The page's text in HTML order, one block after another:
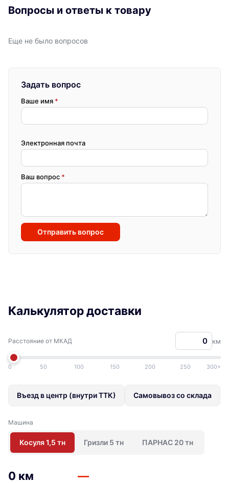
Вопросы и ответы к товару
Еще не было вопросов
Задать вопрос
Ваше имя *
Электронная почта
Ваш вопрос *
Отправить вопрос
Калькулятор доставки
Расстояние от МКАД км
0 50 100 150 200 250 300+
Въезд в центр (внутри ТТК) Самовывоз со склада
Машина
Косуля 1,5 тн Гризли 5 тн ПАРНАС 20 тн
0 км —